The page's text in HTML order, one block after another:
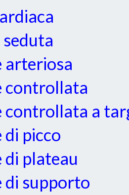
arteriosa
controllata
controllata a
di picco
di plateau
di supporto